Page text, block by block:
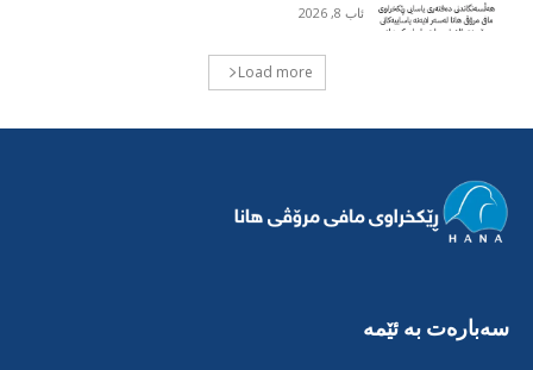
ئاب 8, 2026
Load more
سەبارەت بە ئێمە